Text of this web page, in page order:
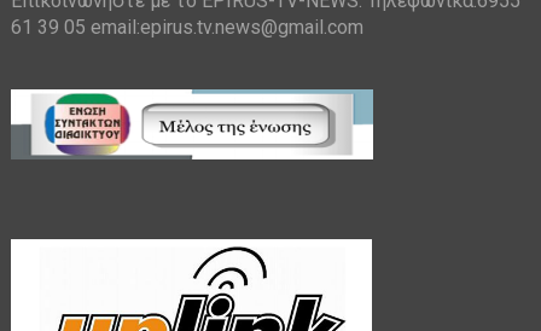
61 39 05 email:epirus.tv.news@gmail.com